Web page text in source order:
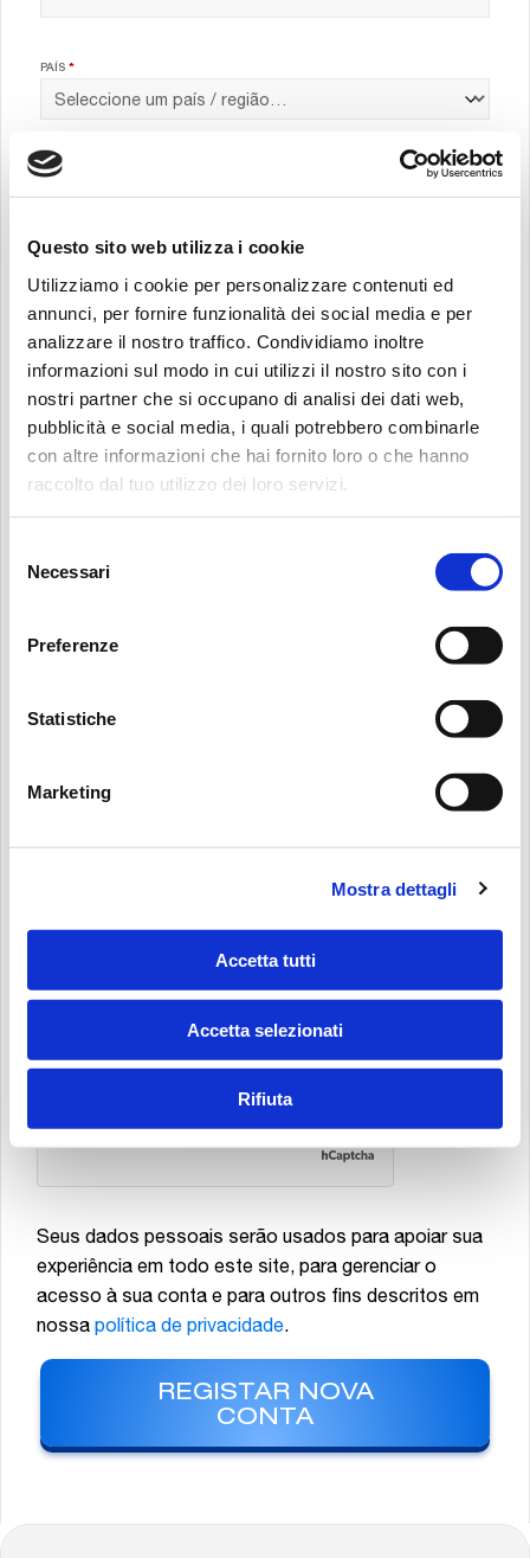
Questo sito web utilizza i cookie
Utilizziamo i cookie per personalizzare contenuti ed
annunci, per fornire funzionalità dei social media e per
analizzare il nostro traffico. Condividiamo inoltre
informazioni sul modo in cui utilizzi il nostro sito con i
nostri partner che si occupano di analisi dei dati web,
pubblicità e social media, i quali potrebbero combinarle
con altre informazioni che hai fornito loro o che hanno
raccolto dal tuo utilizzo dei loro servizi.
delNecessari
Preferenze
Statistiche
Marketing
Mostra dettagli
Accetta tutti
Accetta selezionati
Rifiuta
Procurar:
PAÍS *
POSIÇÃO
EMPRESA*
CONSENTIMENTO PARA O USO DOS MEUS DADOS PARA PREENCHER ESTE
GARANTE QUE OS DADOS SERÃO PROCESSADOS APENAS PARA O FIM
ESPECIFICADO E QUE NENHUM DADO SERÁ LIBERADO A TERCEIROS FORA
CONSENTIMENTO É OPCIONAL E REVOGÁVEL A QUALQUER MOMENTO,
PELO PRESENTE, DOU O MEU CONSENTIMENTO PARA O USO DOS
MATERIAL PUBLICITÁRIO, NEWSLETTERS, COMUNICAÇÕES
Seus dados pessoais serão usados para apoiar sua
experiência em todo este site, para gerenciar o
acesso à sua conta e para outros fins descritos em
nossa política de privacidade.
REGISTAR NOVA
CONTA